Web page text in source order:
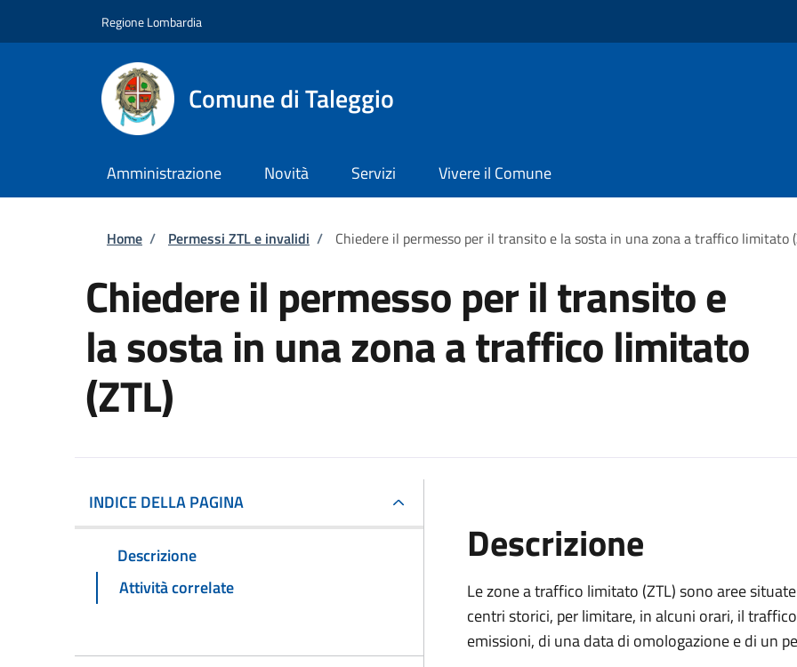
Regione Lombardia
Comune di Taleggio
Amministrazione Novità Servizi Vivere il Comune
Briciole di pane
Home / Permessi ZTL e invalidi / Chiedere il permesso per il transito e la sosta in una zona a traffico limitato
Chiedere il permesso per il transito e
la sosta in una zona a traffico limitato
(ZTL)
INDICE DELLA PAGINA
Descrizione
Attività correlate
Descrizione
Le zone a traffico limitato (ZTL) sono aree
centri storici, per limitare, in alcuni orari, il
emissioni, di una data di omologazione e di un